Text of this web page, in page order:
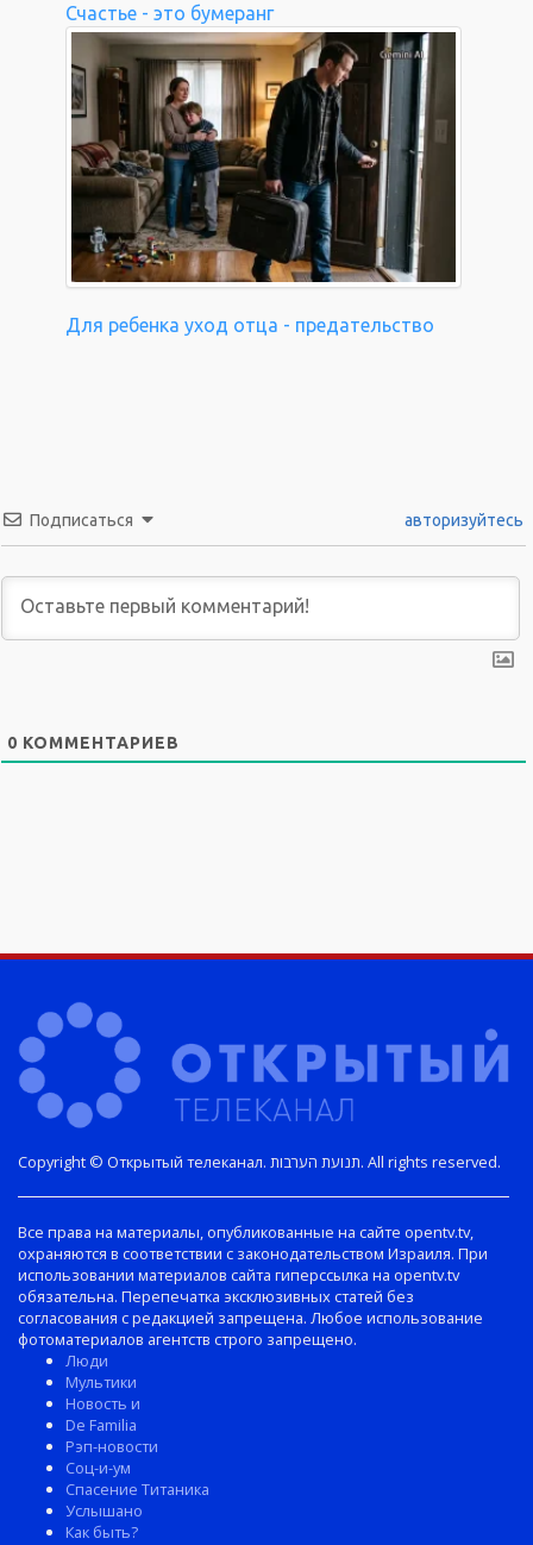
Счастье - это бумеранг
Для ребенка уход отца - предательство
Подписаться авторизуйтесь
0 КОММЕНТАРИЕВ
Copyright © Открытый телеканал. תנועת הערבות. All rights reserved.
Все права на материалы, опубликованные на сайте opentv.tv,
охраняются в соответствии с законодательством Израиля. При
использовании материалов сайта гиперссылка на opentv.tv
обязательна. Перепечатка эксклюзивных статей без
согласования с редакцией запрещена. Любое использование
фотоматериалов агентств строго запрещено.
Люди
Мультики
Новость и
De Familia
Рэп-новости
Соц-и-ум
Спасение Титаника
Услышано
Как быть?